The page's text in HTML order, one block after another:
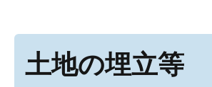
土地の埋立等